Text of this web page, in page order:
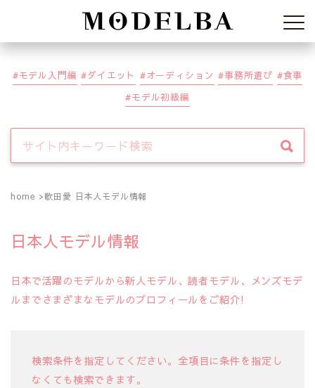
Modelba
モデル入門編 ダイエット オーディション 事務所選び
食事
モデル初級編
home 歌田愛 日本人モデル情報
日本人モデル情報
日本で活躍のモデルから新人モデル、読者モデル、メンズモデ
ルまでさまざまなモデルのプロフィールをご紹介!
検索条件を指定してください。全項目に条件を指定し
なくても検索できます。